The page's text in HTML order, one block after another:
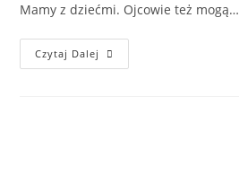
Mamy z dziećmi. Ojcowie też mogą…
Czytaj Dalej